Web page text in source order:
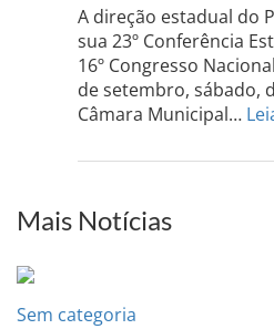
A direção estadual do
sua 23º Conferência
16º Congresso
de setembro, sábado,
Câmara Municipal…
Mais Notícias
Sem categoria